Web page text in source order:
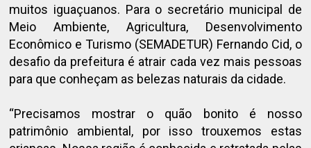
muitos iguaçuanos. Para o secretário municipal de
Meio Ambiente, Agricultura, Desenvolvimento
Econômico e Turismo (SEMADETUR) Fernando Cid, o
desafio da prefeitura é atrair cada vez mais pessoas
para que conheçam as belezas naturais da cidade.
“Precisamos mostrar o quão bonito é nosso
patrimônio ambiental, por isso trouxemos estas